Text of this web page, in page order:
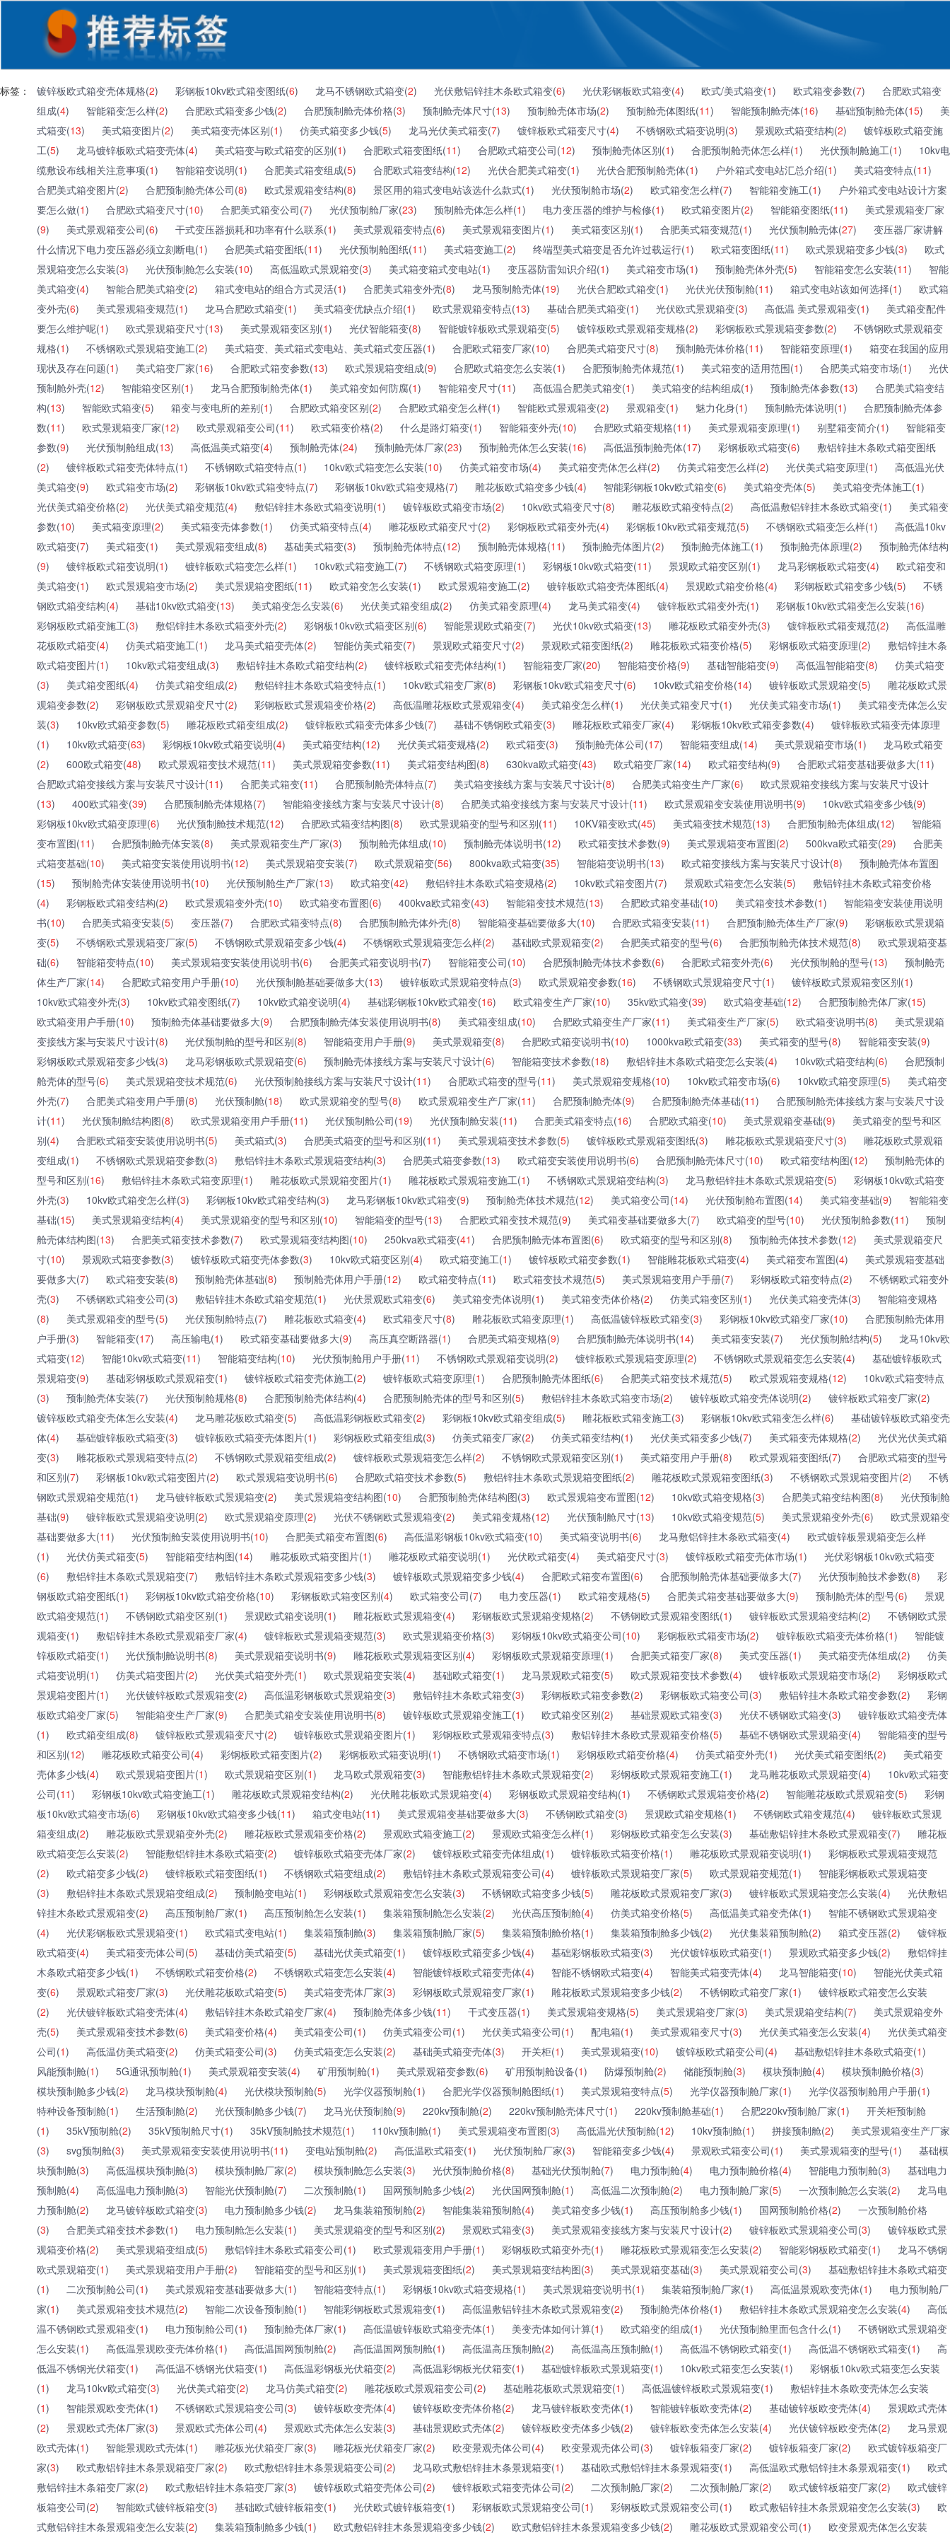
标签： 镀锌板欧式箱变壳体规格(2) 彩钢板10kv欧式箱变图纸(6) 龙马不锈钢欧式箱变(2) 光伏敷铝锌挂木条欧式箱变(6) 光伏彩钢板欧式箱变(4) 欧式/美式箱变(1) 欧式箱变参数(7)
合肥欧式箱变
组成(4) 智能箱变怎么样(2) 合肥欧式箱变多少钱(2) 合肥预制舱壳体价格(3) 预制舱壳体尺寸(13) 预制舱壳体市场(2) 预制舱壳体图纸(11) 智能预制舱壳体(16) 基础预制舱壳体(15)
美
式箱变(13) 美式箱变图片(2) 美式箱变壳体区别(1) 仿美式箱变多少钱(5) 龙马光伏美式箱变(7) 镀锌板欧式箱变尺寸(4) 不锈钢欧式箱变说明(3) 景观欧式箱变结构(2)
镀锌板欧式箱变施
工(5) 龙马镀锌板欧式箱变壳体(4) 美式箱变与欧式箱变的区别(1) 合肥欧式箱变图纸(11) 合肥欧式箱变公司(12) 预制舱壳体区别(1) 合肥预制舱壳体怎么样(1) 光伏预制舱施工(1)
10kv电
缆敷设布线相关注意事项(1) 智能箱变说明(1) 合肥美式箱变组成(5) 合肥欧式箱变结构(12) 光伏合肥美式箱变(1) 光伏合肥预制舱壳体(1) 户外箱式变电站汇总介绍(1) 美式箱变特点(11)
合肥美式箱变图片(2) 合肥预制舱壳体公司(8) 欧式景观箱变结构(8) 景区用的箱式变电站该选什么款式(1) 光伏预制舱市场(2) 欧式箱变怎么样(7) 智能箱变施工(1)
户外箱式变电站设计方案
要怎么做(1) 合肥欧式箱变尺寸(10) 合肥美式箱变公司(7) 光伏预制舱厂家(23) 预制舱壳体怎么样(1) 电力变压器的维护与检修(1) 欧式箱变图片(2) 智能箱变图纸(11)
美式景观箱变厂家
(9) 美式景观箱变公司(6) 干式变压器损耗和功率有什么联系(1) 美式景观箱变特点(6) 美式景观箱变图片(1) 美式箱变区别(1) 合肥美式箱变规范(1) 光伏预制舱壳体(27)
变压器厂家讲解
什么情况下电力变压器必须立刻断电(1) 合肥美式箱变图纸(11) 光伏预制舱图纸(11) 美式箱变施工(2) 终端型美式箱变是否允许过载运行(1) 欧式箱变图纸(11) 欧式景观箱变多少钱(3)
欧式
景观箱变怎么安装(3) 光伏预制舱怎么安装(10) 高低温欧式景观箱变(3) 美式箱变箱式变电站(1) 变压器防雷知识介绍(1) 美式箱变市场(1) 预制舱壳体外壳(5) 智能箱变怎么安装(11)
智能
美式箱变(4) 智能合肥美式箱变(2) 箱式变电站的组合方式灵活(1) 合肥美式箱变外壳(8) 龙马预制舱壳体(19) 光伏合肥欧式箱变(1) 光伏光伏预制舱(11) 箱式变电站该如何选择(1)
欧式箱
变外壳(6) 美式景观箱变规范(1) 龙马合肥欧式箱变(1) 美式箱变优缺点介绍(1) 欧式景观箱变特点(13) 基础合肥美式箱变(1) 光伏欧式景观箱变(3) 高低温 美式景观箱变(1)
美式箱变配件
要怎么维护呢(1) 欧式景观箱变尺寸(13) 美式景观箱变区别(1) 光伏智能箱变(8) 智能镀锌板欧式景观箱变(5) 镀锌板欧式景观箱变规格(2) 彩钢板欧式景观箱变参数(2)
不锈钢欧式景观箱变
规格(1) 不锈钢欧式景观箱变施工(2) 美式箱变、美式箱式变电站、美式箱式变压器(1) 合肥欧式箱变厂家(10) 合肥美式箱变尺寸(8) 预制舱壳体价格(11) 智能箱变原理(1)
箱变在我国的应用
现状及存在问题(1) 美式箱变厂家(16) 合肥欧式箱变参数(13) 欧式景观箱变组成(9) 合肥欧式箱变怎么安装(1) 合肥预制舱壳体规范(1) 美式箱变的适用范围(1) 合肥美式箱变市场(1)
光伏
预制舱外壳(12) 智能箱变区别(1) 龙马合肥预制舱壳体(1) 美式箱变如何防腐(1) 智能箱变尺寸(11) 高低温合肥美式箱变(1) 美式箱变的结构组成(1) 预制舱壳体参数(13)
合肥美式箱变结
构(13) 智能欧式箱变(5) 箱变与变电所的差别(1) 合肥欧式箱变区别(2) 合肥欧式箱变怎么样(1) 智能欧式景观箱变(2) 景观箱变(1) 魅力化身(1) 预制舱壳体说明(1)
合肥预制舱壳体参
数(11) 欧式景观箱变厂家(12) 欧式景观箱变公司(11) 欧式箱变价格(2) 什么是路灯箱变(1) 智能箱变外壳(10) 合肥欧式箱变规格(11) 美式景观箱变原理(1) 别墅箱变简介(1)
智能箱变
参数(9) 光伏预制舱组成(13) 高低温美式箱变(4) 预制舱壳体(24) 预制舱壳体厂家(23) 预制舱壳体怎么安装(16) 高低温预制舱壳体(17) 彩钢板欧式箱变(6)
敷铝锌挂木条欧式箱变图纸
(2) 镀锌板欧式箱变壳体特点(1) 不锈钢欧式箱变特点(1) 10kv欧式箱变怎么安装(10) 仿美式箱变市场(4) 美式箱变壳体怎么样(2) 仿美式箱变怎么样(2) 光伏美式箱变原理(1)
高低温光伏
美式箱变(9) 欧式箱变市场(2) 彩钢板10kv欧式箱变特点(7) 彩钢板10kv欧式箱变规格(7) 雕花板欧式箱变多少钱(4) 智能彩钢板10kv欧式箱变(6) 美式箱变壳体(5) 美式箱变壳体施工(1)
光伏美式箱变价格(2) 光伏美式箱变规范(4) 敷铝锌挂木条欧式箱变说明(1) 镀锌板欧式箱变市场(2) 10kv欧式箱变尺寸(8) 雕花板欧式箱变特点(2) 高低温敷铝锌挂木条欧式箱变(1)
美式箱变
参数(10) 美式箱变原理(2) 美式箱变壳体参数(1) 仿美式箱变特点(4) 雕花板欧式箱变尺寸(2) 彩钢板欧式箱变外壳(4) 彩钢板10kv欧式箱变规范(5) 不锈钢欧式箱变怎么样(1)
高低温10kv
欧式箱变(7) 美式箱变(1) 美式景观箱变组成(8) 基础美式箱变(3) 预制舱壳体特点(12) 预制舱壳体规格(11) 预制舱壳体图片(2) 预制舱壳体施工(1) 预制舱壳体原理(2)
预制舱壳体结构
(9) 镀锌板欧式箱变说明(1) 镀锌板欧式箱变怎么样(1) 10kv欧式箱变施工(7) 不锈钢欧式箱变原理(1) 彩钢板10kv欧式箱变(11) 景观欧式箱变区别(1) 龙马彩钢板欧式箱变(4)
欧式箱变和
美式箱变(1) 欧式景观箱变市场(2) 美式景观箱变图纸(11) 欧式箱变怎么安装(1) 欧式景观箱变施工(2) 镀锌板欧式箱变壳体图纸(4) 景观欧式箱变价格(4) 彩钢板欧式箱变多少钱(5)
不锈
钢欧式箱变结构(4) 基础10kv欧式箱变(13) 美式箱变怎么安装(6) 光伏美式箱变组成(2) 仿美式箱变原理(4) 龙马美式箱变(4) 镀锌板欧式箱变外壳(1) 彩钢板10kv欧式箱变怎么安装(16)
彩钢板欧式箱变施工(3) 敷铝锌挂木条欧式箱变外壳(2) 彩钢板10kv欧式箱变区别(6) 智能景观欧式箱变(7) 光伏10kv欧式箱变(13) 雕花板欧式箱变外壳(3) 镀锌板欧式箱变规范(2)
高低温雕
花板欧式箱变(4) 仿美式箱变施工(1) 龙马美式箱变壳体(2) 智能仿美式箱变(7) 景观欧式箱变尺寸(2) 景观欧式箱变图纸(2) 雕花板欧式箱变价格(5) 彩钢板欧式箱变原理(2)
敷铝锌挂木条
欧式箱变图片(1) 10kv欧式箱变组成(3) 敷铝锌挂木条欧式箱变结构(2) 镀锌板欧式箱变壳体结构(1) 智能箱变厂家(20) 智能箱变价格(9) 基础智能箱变(9) 高低温智能箱变(8)
仿美式箱变
(3) 美式箱变图纸(4) 仿美式箱变组成(2) 敷铝锌挂木条欧式箱变特点(1) 10kv欧式箱变厂家(8) 彩钢板10kv欧式箱变尺寸(6) 10kv欧式箱变价格(14) 镀锌板欧式景观箱变(5)
雕花板欧式景
观箱变参数(2) 彩钢板欧式景观箱变尺寸(2) 彩钢板欧式景观箱变价格(2) 高低温雕花板欧式景观箱变(4) 美式箱变怎么样(1) 光伏美式箱变尺寸(1) 光伏美式箱变市场(1)
美式箱变壳体怎么安
装(3) 10kv欧式箱变参数(5) 雕花板欧式箱变组成(2) 镀锌板欧式箱变壳体多少钱(7) 基础不锈钢欧式箱变(3) 雕花板欧式箱变厂家(4) 彩钢板10kv欧式箱变参数(4)
镀锌板欧式箱变壳体原理
(1) 10kv欧式箱变(63) 彩钢板10kv欧式箱变说明(4) 美式箱变结构(12) 光伏美式箱变规格(2) 欧式箱变(3) 预制舱壳体公司(17) 智能箱变组成(14) 美式景观箱变市场(1)
龙马欧式箱变
(2) 600欧式箱变(48) 欧式景观箱变技术规范(11) 美式景观箱变参数(11) 美式箱变结构图(8) 630kva欧式箱变(43) 欧式箱变厂家(14) 欧式箱变结构(9) 合肥欧式箱变基础要做多大(11)
合肥欧式箱变接线方案与安装尺寸设计(11) 合肥美式箱变(11) 合肥预制舱壳体特点(7) 美式箱变接线方案与安装尺寸设计(8) 合肥美式箱变生产厂家(6)
欧式景观箱变接线方案与安装尺寸设计
(13) 400欧式箱变(39) 合肥预制舱壳体规格(7) 智能箱变接线方案与安装尺寸设计(8) 合肥美式箱变接线方案与安装尺寸设计(11) 欧式景观箱变安装使用说明书(9) 10kv欧式箱变多少钱(9)
彩钢板10kv欧式箱变原理(6) 光伏预制舱技术规范(12) 合肥欧式箱变结构图(8) 欧式景观箱变的型号和区别(11) 10KV箱变欧式(45) 美式箱变技术规范(13) 合肥预制舱壳体组成(12)
智能箱
变布置图(11) 合肥预制舱壳体安装(8) 美式景观箱变生产厂家(3) 预制舱壳体组成(10) 预制舱壳体说明书(12) 欧式箱变技术参数(9) 美式景观箱变布置图(2) 500kva欧式箱变(29)
合肥美
式箱变基础(10) 美式箱变安装使用说明书(12) 美式景观箱变安装(7) 欧式景观箱变(56) 800kva欧式箱变(35) 智能箱变说明书(13) 欧式箱变接线方案与安装尺寸设计(8)
预制舱壳体布置图
(15) 预制舱壳体安装使用说明书(10) 光伏预制舱生产厂家(13) 欧式箱变(42) 敷铝锌挂木条欧式箱变规格(2) 10kv欧式箱变图片(7) 景观欧式箱变怎么安装(5)
敷铝锌挂木条欧式箱变价格
(4) 彩钢板欧式箱变结构(2) 欧式景观箱变外壳(10) 欧式箱变布置图(6) 400kva欧式箱变(43) 智能箱变技术规范(13) 合肥欧式箱变基础(10) 美式箱变技术参数(1)
智能箱变安装使用说明
书(10) 合肥美式箱变安装(5) 变压器(7) 合肥欧式箱变特点(8) 合肥预制舱壳体外壳(8) 智能箱变基础要做多大(10) 合肥欧式箱变安装(11) 合肥预制舱壳体生产厂家(9)
彩钢板欧式景观箱
变(5) 不锈钢欧式景观箱变厂家(5) 不锈钢欧式景观箱变多少钱(4) 不锈钢欧式景观箱变怎么样(2) 基础欧式景观箱变(2) 合肥美式箱变的型号(6) 合肥预制舱壳体技术规范(8)
欧式景观箱变基
础(6) 智能箱变特点(10) 美式景观箱变安装使用说明书(6) 合肥美式箱变说明书(7) 智能箱变公司(10) 合肥预制舱壳体技术参数(6) 合肥欧式箱变外壳(6) 光伏预制舱的型号(13)
预制舱壳
体生产厂家(14) 合肥欧式箱变用户手册(10) 光伏预制舱基础要做多大(13) 镀锌板欧式景观箱变特点(3) 欧式景观箱变参数(16) 不锈钢欧式景观箱变尺寸(1) 镀锌板欧式景观箱变区别(1)
10kv欧式箱变外壳(3) 10kv欧式箱变图纸(7) 10kv欧式箱变说明(4) 基础彩钢板10kv欧式箱变(16) 欧式箱变生产厂家(10) 35kv欧式箱变(39) 欧式箱变基础(12) 合肥预制舱壳体厂家(15)
欧式箱变用户手册(10) 预制舱壳体基础要做多大(9) 合肥预制舱壳体安装使用说明书(8) 美式箱变组成(10) 合肥欧式箱变生产厂家(11) 美式箱变生产厂家(5) 欧式箱变说明书(8)
美式景观箱
变接线方案与安装尺寸设计(8) 光伏预制舱的型号和区别(8) 智能箱变用户手册(9) 美式景观箱变(8) 合肥欧式箱变说明书(10) 1000kva欧式箱变(33) 美式箱变的型号(8) 智能箱变安装(9)
彩钢板欧式景观箱变多少钱(3) 龙马彩钢板欧式景观箱变(6) 预制舱壳体接线方案与安装尺寸设计(6) 智能箱变技术参数(18) 敷铝锌挂木条欧式箱变怎么安装(4) 10kv欧式箱变结构(6)
合肥预制
舱壳体的型号(6) 美式景观箱变技术规范(6) 光伏预制舱接线方案与安装尺寸设计(11) 合肥欧式箱变的型号(11) 美式景观箱变规格(10) 10kv欧式箱变市场(6) 10kv欧式箱变原理(5)
美式箱变
外壳(7) 合肥美式箱变用户手册(8) 光伏预制舱(18) 欧式景观箱变的型号(8) 欧式景观箱变生产厂家(11) 合肥预制舱壳体(9) 合肥预制舱壳体基础(11)
合肥预制舱壳体接线方案与安装尺寸设
计(11) 光伏预制舱结构图(8) 欧式景观箱变用户手册(11) 光伏预制舱公司(19) 光伏预制舱安装(11) 合肥美式箱变特点(16) 合肥欧式箱变(10) 美式景观箱变基础(9)
美式箱变的型号和区
别(4) 合肥欧式箱变安装使用说明书(5) 美式箱式(3) 合肥美式箱变的型号和区别(11) 美式景观箱变技术参数(5) 镀锌板欧式景观箱变图纸(3) 雕花板欧式景观箱变尺寸(3)
雕花板欧式景观箱
变组成(1) 不锈钢欧式景观箱变参数(3) 敷铝锌挂木条欧式景观箱变结构(3) 合肥美式箱变参数(13) 欧式箱变安装使用说明书(6) 合肥预制舱壳体尺寸(10) 欧式箱变结构图(12)
预制舱壳体的
型号和区别(16) 敷铝锌挂木条欧式箱变原理(1) 雕花板欧式景观箱变图片(1) 雕花板欧式景观箱变施工(1) 不锈钢欧式景观箱变结构(3) 龙马敷铝锌挂木条欧式景观箱变(5)
彩钢板10kv欧式箱变
外壳(3) 10kv欧式箱变怎么样(3) 彩钢板10kv欧式箱变结构(3) 龙马彩钢板10kv欧式箱变(9) 预制舱壳体技术规范(12) 美式箱变公司(14) 光伏预制舱布置图(14) 美式箱变基础(9)
智能箱变
基础(15) 美式景观箱变结构(4) 美式景观箱变的型号和区别(10) 智能箱变的型号(13) 合肥欧式箱变技术规范(9) 美式箱变基础要做多大(7) 欧式箱变的型号(10) 光伏预制舱参数(11)
预制
舱壳体结构图(13) 合肥美式箱变技术参数(7) 欧式景观箱变结构图(10) 250kva欧式箱变(41) 合肥预制舱壳体布置图(6) 欧式箱变的型号和区别(8) 预制舱壳体技术参数(12)
美式景观箱变尺
寸(10) 景观欧式箱变参数(3) 镀锌板欧式箱变壳体参数(3) 10kv欧式箱变区别(4) 欧式箱变施工(1) 镀锌板欧式箱变参数(1) 智能雕花板欧式箱变(4) 美式箱变布置图(4)
美式景观箱变基础
要做多大(7) 欧式箱变安装(8) 预制舱壳体基础(8) 预制舱壳体用户手册(12) 欧式箱变特点(11) 欧式箱变技术规范(5) 美式景观箱变用户手册(7) 彩钢板欧式箱变特点(2)
不锈钢欧式箱变外
壳(3) 不锈钢欧式箱变公司(3) 敷铝锌挂木条欧式箱变规范(1) 光伏景观欧式箱变(6) 美式箱变壳体说明(1) 美式箱变壳体价格(2) 仿美式箱变区别(1) 光伏美式箱变壳体(3)
智能箱变规格
(8) 美式景观箱变的型号(5) 光伏预制舱特点(7) 雕花板欧式箱变(4) 欧式箱变尺寸(8) 雕花板欧式箱变原理(1) 高低温镀锌板欧式箱变(3) 彩钢板10kv欧式箱变厂家(10)
合肥预制舱壳体用
户手册(3) 智能箱变(17) 高压输电(1) 欧式箱变基础要做多大(9) 高压真空断路器(1) 合肥美式箱变规格(9) 合肥预制舱壳体说明书(14) 美式箱变安装(7) 光伏预制舱结构(5)
龙马10kv欧
式箱变(12) 智能10kv欧式箱变(11) 智能箱变结构(10) 光伏预制舱用户手册(11) 不锈钢欧式景观箱变说明(2) 镀锌板欧式景观箱变原理(2) 不锈钢欧式景观箱变怎么安装(4)
基础镀锌板欧式
景观箱变(9) 基础彩钢板欧式景观箱变(1) 镀锌板欧式箱变壳体施工(2) 镀锌板欧式箱变原理(1) 合肥预制舱壳体图纸(6) 合肥美式箱变技术规范(5) 欧式景观箱变规格(12)
10kv欧式箱变特点
(3) 预制舱壳体安装(7) 光伏预制舱规格(8) 合肥预制舱壳体结构(4) 合肥预制舱壳体的型号和区别(5) 敷铝锌挂木条欧式箱变市场(2) 镀锌板欧式箱变壳体说明(2) 镀锌板欧式箱变厂家(2)
镀锌板欧式箱变壳体怎么安装(4) 龙马雕花板欧式箱变(5) 高低温彩钢板欧式箱变(2) 彩钢板10kv欧式箱变组成(5) 雕花板欧式箱变施工(3) 彩钢板10kv欧式箱变怎么样(6)
基础镀锌板欧式箱变壳
体(4) 基础镀锌板欧式箱变(3) 镀锌板欧式箱变壳体图片(1) 彩钢板欧式箱变组成(3) 仿美式箱变厂家(2) 仿美式箱变结构(1) 光伏美式箱变多少钱(7) 美式箱变壳体规格(2)
光伏光伏美式箱
变(3) 雕花板欧式景观箱变特点(2) 不锈钢欧式景观箱变组成(2) 镀锌板欧式景观箱变怎么样(2) 不锈钢欧式景观箱变区别(1) 美式箱变用户手册(8) 欧式景观箱变图纸(7)
合肥欧式箱变的型号
和区别(7) 彩钢板10kv欧式箱变图片(2) 欧式景观箱变说明书(6) 合肥欧式箱变技术参数(5) 敷铝锌挂木条欧式景观箱变图纸(2) 雕花板欧式景观箱变图纸(3) 不锈钢欧式景观箱变图片(2)
不锈
钢欧式景观箱变规范(1) 龙马镀锌板欧式景观箱变(2) 美式景观箱变结构图(10) 合肥预制舱壳体结构图(3) 欧式景观箱变布置图(12) 10kv欧式箱变规格(3) 合肥美式箱变结构图(8)
光伏预制舱
基础(9) 镀锌板欧式景观箱变说明(2) 欧式景观箱变原理(2) 光伏不锈钢欧式景观箱变(2) 美式箱变规格(12) 光伏预制舱尺寸(13) 10kv欧式箱变规范(5) 美式景观箱变外壳(6)
欧式景观箱变
基础要做多大(11) 光伏预制舱安装使用说明书(10) 合肥美式箱变布置图(6) 高低温彩钢板10kv欧式箱变(10) 美式箱变说明书(6) 龙马敷铝锌挂木条欧式箱变(4)
欧式镀锌板景观箱变怎么样
(1) 光伏仿美式箱变(5) 智能箱变结构图(14) 雕花板欧式箱变图片(1) 雕花板欧式箱变说明(1) 光伏欧式箱变(4) 美式箱变尺寸(3) 镀锌板欧式箱变壳体市场(1)
光伏彩钢板10kv欧式箱变
(6) 敷铝锌挂木条欧式景观箱变(7) 敷铝锌挂木条欧式景观箱变多少钱(3) 镀锌板欧式景观箱变多少钱(4) 合肥欧式箱变布置图(6) 合肥预制舱壳体基础要做多大(7) 光伏预制舱技术参数(8)
彩
钢板欧式箱变图纸(1) 彩钢板10kv欧式箱变价格(10) 彩钢板欧式箱变区别(4) 欧式箱变公司(7) 电力变压器(1) 欧式箱变规格(5) 合肥美式箱变基础要做多大(9) 预制舱壳体的型号(6)
景观
欧式箱变规范(1) 不锈钢欧式箱变区别(1) 景观欧式箱变说明(1) 雕花板欧式景观箱变(4) 彩钢板欧式景观箱变规格(2) 不锈钢欧式景观箱变图纸(1) 镀锌板欧式景观箱变结构(2)
不锈钢欧式景
观箱变(1) 敷铝锌挂木条欧式景观箱变厂家(4) 镀锌板欧式景观箱变规范(3) 欧式景观箱变价格(3) 彩钢板10kv欧式箱变公司(10) 彩钢板欧式箱变市场(2) 镀锌板欧式箱变壳体价格(1)
智能镀
锌板欧式箱变(1) 光伏预制舱说明书(8) 美式景观箱变说明书(9) 雕花板欧式景观箱变区别(4) 彩钢板欧式景观箱变原理(1) 合肥美式箱变厂家(8) 美式变压器(1) 美式箱变壳体组成(2)
仿美
式箱变说明(1) 仿美式箱变图片(2) 光伏美式箱变外壳(1) 欧式景观箱变安装(4) 基础欧式箱变(1) 龙马景观欧式箱变(5) 欧式景观箱变技术参数(4) 镀锌板欧式景观箱变市场(2)
彩钢板欧式
景观箱变图片(1) 光伏镀锌板欧式景观箱变(2) 高低温彩钢板欧式景观箱变(3) 敷铝锌挂木条欧式箱变(3) 彩钢板欧式箱变参数(2) 彩钢板欧式箱变公司(3) 敷铝锌挂木条欧式箱变参数(2)
彩钢
板欧式箱变厂家(5) 智能箱变生产厂家(9) 合肥美式箱变安装使用说明书(8) 镀锌板欧式景观箱变施工(1) 欧式箱变区别(2) 基础景观欧式箱变(3) 光伏不锈钢欧式箱变(3)
镀锌板欧式箱变壳体
(1) 欧式箱变组成(8) 镀锌板欧式景观箱变尺寸(2) 镀锌板欧式景观箱变图片(1) 彩钢板欧式景观箱变特点(3) 敷铝锌挂木条欧式景观箱变价格(5) 基础不锈钢欧式景观箱变(4)
智能箱变的型号
和区别(12) 雕花板欧式箱变公司(4) 彩钢板欧式箱变图片(2) 彩钢板欧式箱变说明(1) 不锈钢欧式箱变市场(1) 彩钢板欧式箱变价格(4) 仿美式箱变外壳(1) 光伏美式箱变图纸(2)
美式箱变
壳体多少钱(4) 欧式景观箱变图片(1) 欧式景观箱变区别(1) 龙马欧式景观箱变(3) 智能敷铝锌挂木条欧式景观箱变(2) 彩钢板欧式景观箱变施工(1) 龙马雕花板欧式景观箱变(4)
10kv欧式箱变
公司(11) 彩钢板10kv欧式箱变施工(1) 雕花板欧式景观箱变结构(2) 光伏雕花板欧式景观箱变(4) 彩钢板欧式景观箱变结构(1) 不锈钢欧式景观箱变价格(2) 智能雕花板欧式景观箱变(5)
彩钢
板10kv欧式箱变市场(6) 彩钢板10kv欧式箱变多少钱(11) 箱式变电站(11) 美式景观箱变基础要做多大(3) 不锈钢欧式箱变(3) 景观欧式箱变规格(1) 不锈钢欧式箱变规范(4)
镀锌板欧式景观
箱变组成(2) 雕花板欧式景观箱变外壳(2) 雕花板欧式景观箱变价格(2) 景观欧式箱变施工(2) 景观欧式箱变怎么样(1) 彩钢板欧式箱变怎么安装(3) 基础敷铝锌挂木条欧式景观箱变(7)
雕花板
欧式箱变怎么安装(2) 智能敷铝锌挂木条欧式箱变(2) 镀锌板欧式箱变壳体厂家(2) 镀锌板欧式箱变壳体组成(1) 镀锌板欧式箱变价格(1) 雕花板欧式景观箱变说明(1)
彩钢板欧式景观箱变规范
(2) 欧式箱变多少钱(2) 镀锌板欧式箱变图纸(1) 不锈钢欧式箱变组成(2) 敷铝锌挂木条欧式景观箱变公司(4) 镀锌板欧式景观箱变厂家(5) 欧式景观箱变规范(1)
智能彩钢板欧式景观箱变
(3) 敷铝锌挂木条欧式景观箱变组成(2) 预制舱变电站(1) 彩钢板欧式景观箱变怎么安装(3) 不锈钢欧式箱变多少钱(5) 雕花板欧式景观箱变厂家(3) 镀锌板欧式景观箱变怎么安装(4)
光伏敷铝
锌挂木条欧式景观箱变(2) 高压预制舱厂家(1) 高压预制舱怎么安装(1) 集装箱预制舱怎么安装(2) 光伏高压预制舱(4) 仿美式箱变价格(5) 高低温美式箱变壳体(1)
智能不锈钢欧式景观箱变
(4) 光伏彩钢板欧式景观箱变(1) 欧式箱式变电站(1) 集装箱预制舱(3) 集装箱预制舱厂家(5) 集装箱预制舱价格(1) 集装箱预制舱多少钱(2) 光伏集装箱预制舱(2) 箱式变压器(2)
镀锌板
欧式箱变(4) 美式箱变壳体公司(5) 基础仿美式箱变(5) 基础光伏美式箱变(1) 镀锌板欧式箱变多少钱(4) 基础彩钢板欧式箱变(3) 光伏镀锌板欧式箱变(1) 景观欧式箱变多少钱(2)
敷铝锌挂
木条欧式箱变多少钱(1) 不锈钢欧式箱变价格(2) 不锈钢欧式箱变怎么安装(4) 智能镀锌板欧式箱变壳体(4) 智能不锈钢欧式箱变(4) 智能美式箱变壳体(4) 龙马智能箱变(10)
智能光伏美式箱
变(6) 景观欧式箱变厂家(3) 光伏雕花板欧式箱变(5) 美式箱变壳体厂家(3) 彩钢板欧式景观箱变厂家(1) 雕花板欧式景观箱变多少钱(2) 不锈钢欧式箱变厂家(1)
镀锌板欧式箱变怎么安装
(2) 光伏镀锌板欧式箱变壳体(4) 敷铝锌挂木条欧式箱变厂家(4) 预制舱壳体多少钱(11) 干式变压器(1) 美式景观箱变规格(5) 美式景观箱变厂家(3) 美式景观箱变结构(7)
美式景观箱变外
壳(5) 美式景观箱变技术参数(6) 美式箱变价格(4) 美式箱变公司(1) 仿美式箱变公司(1) 光伏美式箱变公司(1) 配电箱(1) 美式景观箱变尺寸(3) 光伏美式箱变怎么安装(4)
光伏美式箱变
公司(1) 高低温仿美式箱变(2) 仿美式箱变公司(3) 仿美式箱变怎么安装(2) 基础美式箱变壳体(3) 开关柜(1) 美式景观箱变(10) 镀锌板欧式箱变公司(4) 基础敷铝锌挂木条欧式箱变(1)
风能预制舱(1) 5G通讯预制舱(1) 美式景观箱变安装(4) 矿用预制舱(1) 美式景观箱变参数(6) 矿用预制舱设备(1) 防爆预制舱(2) 储能预制舱(3) 模块预制舱(4) 模块预制舱价格(3)
模块预制舱多少钱(2) 龙马模块预制舱(4) 光伏模块预制舱(5) 光学仪器预制舱(1) 合肥光学仪器预制舱图纸(1) 美式景观箱变特点(5) 光学仪器预制舱厂家(1) 光学仪器预制舱用户手册(1)
特种设备预制舱(1) 生活预制舱(2) 光伏预制舱多少钱(7) 龙马光伏预制舱(9) 220kv预制舱(2) 220kv预制舱壳体尺寸(1) 220kv预制舱基础(1) 合肥220kv预制舱厂家(1)
开关柜预制舱
(1) 35kV预制舱(2) 35kV预制舱尺寸(1) 35kV预制舱技术规范(1) 110kv预制舱(1) 美式景观箱变布置图(3) 高低温光伏预制舱(12) 10kv预制舱(1) 拼接预制舱(2)
美式景观箱变生产厂家
(3) svg预制舱(3) 美式景观箱变安装使用说明书(11) 变电站预制舱(2) 高低温欧式箱变(1) 光伏预制舱厂家(3) 智能箱变多少钱(4) 景观欧式箱变公司(1) 美式景观箱变的型号(1)
基础模
块预制舱(3) 高低温模块预制舱(3) 模块预制舱厂家(2) 模块预制舱怎么安装(3) 光伏预制舱价格(8) 基础光伏预制舱(7) 电力预制舱(4) 电力预制舱价格(4) 智能电力预制舱(3)
基础电力
预制舱(4) 高低温电力预制舱(3) 智能光伏预制舱(7) 二次预制舱(1) 国网预制舱多少钱(2) 光伏国网预制舱(1) 高低温二次预制舱(2) 电力预制舱厂家(5) 一次预制舱怎么安装(2)
龙马电
力预制舱(2) 龙马镀锌板欧式箱变(3) 电力预制舱多少钱(2) 龙马集装箱预制舱(2) 智能集装箱预制舱(4) 美式箱变多少钱(1) 高压预制舱多少钱(1) 国网预制舱价格(2)
一次预制舱价格
(3) 合肥美式箱变技术参数(1) 电力预制舱怎么安装(1) 美式景观箱变的型号和区别(2) 景观欧式箱变(3) 美式景观箱变接线方案与安装尺寸设计(2) 镀锌板欧式景观箱变公司(3)
镀锌板欧式景
观箱变价格(2) 美式景观箱变组成(5) 敷铝锌挂木条欧式箱变公司(1) 欧式景观箱变用户手册(1) 彩钢板欧式箱变外壳(1) 雕花板欧式景观箱变怎么安装(2) 智能彩钢板欧式箱变(1)
龙马不锈钢
欧式景观箱变(1) 美式景观箱变用户手册(2) 智能箱变的型号和区别(1) 美式景观箱变图纸(2) 美式景观箱变结构图(3) 美式景观箱变基础(3) 美式景观箱变公司(3)
基础敷铝锌挂木条欧式箱变
(1) 二次预制舱公司(1) 美式景观箱变基础要做多大(1) 智能箱变特点(1) 彩钢板10kv欧式箱变规格(1) 美式景观箱变说明书(1) 集装箱预制舱厂家(1) 高低温景观欧变壳体(1)
电力预制舱厂
家(1) 美式景观箱变技术规范(2) 智能二次设备预制舱(1) 智能彩钢板欧式景观箱变(1) 高低温敷铝锌挂木条欧式景观箱变(2) 预制舱壳体价格(1) 敷铝锌挂木条欧式景观箱变怎么安装(4)
高低
温不锈钢欧式景观箱变(1) 电力预制舱公司(1) 预制舱壳体厂家(1) 高低温镀锌板欧式箱变壳体(1) 美变壳体如何计算(1) 欧式箱变的组成(1) 光伏预制舱里面包含什么(1)
不锈钢欧式景观箱变
怎么安装(1) 高低温景观欧变壳体价格(1) 高低温国网预制舱(2) 高低温国网预制舱(1) 高低温高压预制舱(2) 高低温高压预制舱(1) 高低温不锈钢欧式箱变(1) 高低温不锈钢欧式箱变(1)
高
低温不锈钢光伏箱变(1) 高低温不锈钢光伏箱变(1) 高低温彩钢板光伏箱变(2) 高低温彩钢板光伏箱变(1) 基础镀锌板欧式景观箱变(1) 10kv欧式箱变怎么安装(1)
彩钢板10kv欧式箱变怎么安装
(1) 龙马10kv欧式箱变(3) 光伏美式箱变(2) 龙马仿美式箱变(2) 雕花板欧式景观箱变公司(2) 基础雕花板欧式景观箱变(1) 高低温镀锌板欧式景观箱变(1)
敷铝锌挂木条欧变壳体怎么安装
(1) 智能景观欧变壳体(1) 不锈钢欧式景观箱变公司(3) 镀锌板欧变壳体(4) 镀锌板欧变壳体价格(2) 龙马镀锌板欧变壳体(1) 智能镀锌板欧变壳体(2) 基础镀锌板欧变壳体(4)
景观欧式壳体
(2) 景观欧式壳体厂家(3) 景观欧式壳体公司(4) 景观欧式壳体怎么安装(3) 基础景观欧式壳体(2) 镀锌板欧变壳体多少钱(2) 镀锌板欧变壳体怎么安装(4) 光伏镀锌板欧变壳体(2)
龙马景观
欧式壳体(1) 智能景观欧式壳体(1) 雕花板光伏箱变厂家(3) 雕花板光伏箱变厂家(2) 欧变景观壳体公司(4) 欧变景观壳体公司(3) 镀锌板箱变厂家(2) 镀锌板箱变厂家(2)
欧式镀锌板箱变厂
家(3) 欧式敷铝锌挂木条景观箱变厂家(2) 欧式敷铝锌挂木条景观箱变公司(2) 龙马欧式敷铝锌挂木条景观箱变(1) 基础欧式敷铝锌挂木条景观箱变(1) 高低温欧式敷铝锌挂木条景观箱变(1)
欧式
敷铝锌挂木条箱变厂家(2) 欧式敷铝锌挂木条箱变厂家(3) 镀锌板欧式箱变壳体公司(2) 镀锌板欧式箱变壳体公司(2) 二次预制舱厂家(2) 二次预制舱厂家(2) 欧式镀锌板箱变厂家(2)
欧式镀锌
板箱变公司(2) 智能欧式镀锌板箱变(3) 基础欧式镀锌板箱变(1) 光伏欧式镀锌板箱变(1) 彩钢板欧式景观箱变公司(1) 彩钢板欧式景观箱变公司(1) 欧式敷铝锌挂木条景观箱变怎么安装(3)
欧
式敷铝锌挂木条景观箱变怎么安装(2) 集装箱预制舱多少钱(1) 欧式敷铝锌挂木条景观箱变多少钱(2) 欧式敷铝锌挂木条景观箱变多少钱(2) 雕花板欧式景观箱变公司(1) 欧变景观壳体怎么安装